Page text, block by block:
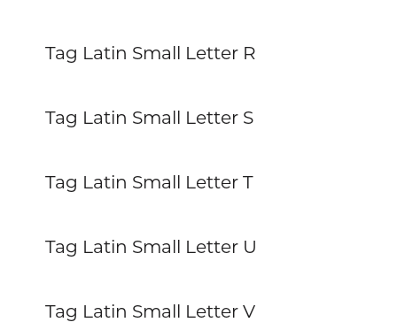
Tag Latin Small Letter R
Tag Latin Small Letter S
Tag Latin Small Letter T
Tag Latin Small Letter U
Tag Latin Small Letter V